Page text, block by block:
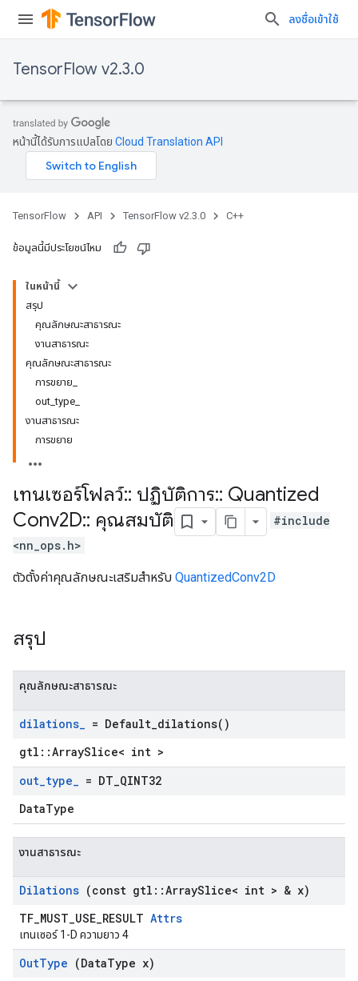
ลงชื่อเข้าใช้
TensorFlow v2.3.0
หน้านี้ได้รับการแปลโดย Cloud Translation API
TensorFlow API TensorFlow v2.3.0 C++
ข้อมูลนี้มีประโยชน์ไหม
ในหน้านี้
สรุป
คุณลักษณะสาธารณะ
งานสาธารณะ
คุณลักษณะสาธารณะ
การขยาย_
out_type_
งานสาธารณะ
การขยาย
เทนเซอร์โฟลว์:: ปฏิบัติการ:: Quantized
Conv2D:: คุณสมบัติ
#include
<nn_ops.h>
ตัวตั้งค่าคุณลักษณะเสริมสำหรับ QuantizedConv2D
สรุป
คุณลักษณะสาธารณะ
dilations_ = Default_dilations( )
gtl::ArraySlice< int >
out_type_ = DT QINT32
DataType
งานสาธารณะ
Dilations (const gtl ::ArraySlice< int > & x)
TF_MUST_USE_RESULT Attrs
เทนเซอร์ 1-D ความยาว 4
OutType (DataType x)